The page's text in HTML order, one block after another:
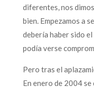
diferentes, nos
bien. Empezamos a
debería haber sido
podía verse
Pero tras el
En enero de 2004